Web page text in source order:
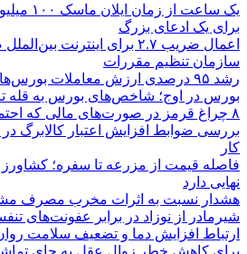
یک ساعت
برای یک ادعای بزرگ
اعمال ضریب ۲.۷ برای اینترنت
سازمان تنظیم مقررات
رشد ۹۵ درصدی ارزش معاملات بورس‌های کالایی
بورس در اوج؛ شاخص‌های بورس به قله
۸ چراغ قرمز در صورت‌های مالی که احتمال تقلب را آشکار می‌کند
بررسی ضوابط افزایش اعتبار کالابرگ
کار
فاصله قیمت از مزرعه تا سفره؛
نهایی دارد
هشدار نسبت به اثرات مخرب مصرف
شیرمادر از نوزاد در برابر عفونت‌های
ارتباط افزایش دما و تضعیف سلامت
برای کاهش خطر زوال عقل به جای